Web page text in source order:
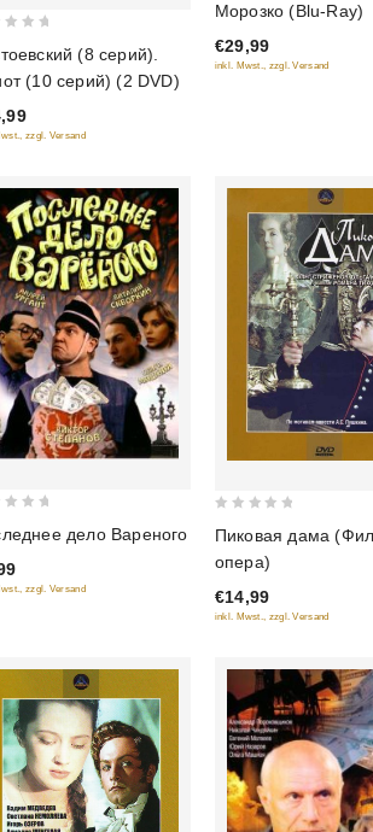
(8 серий).
(10 серий) (2 DVD)
zzgl. Versand
out of 5
Морозко (Blu-Ray)
€29,99
inkl. Mwst., zzgl. Versand
дело Вареного
zzgl. Versand
of
5
Пиковая дама
опера)
€14,99
inkl. Mwst., zzgl. Versand